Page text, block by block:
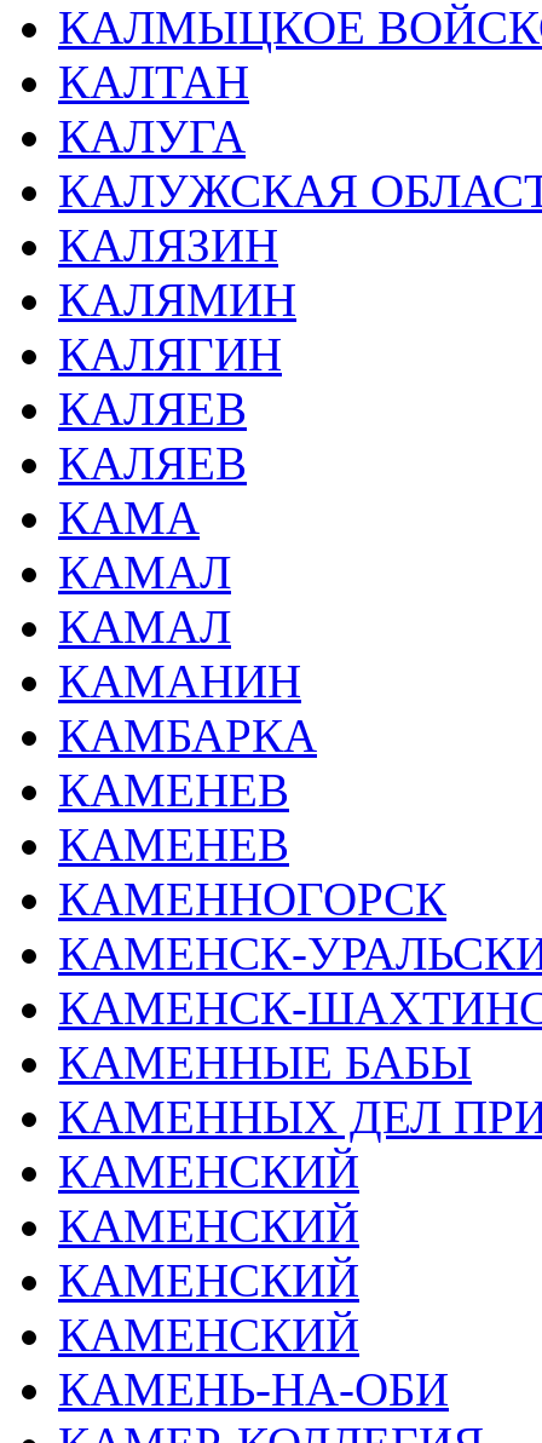
КАЛМЫЦКОЕ
КАЛТАН
КАЛУГА
КАЛУЖСКАЯ
КАЛЯЗИН
КАЛЯМИН
КАЛЯГИН
КАЛЯЕВ
КАЛЯЕВ
КАМА
КАМАЛ
КАМАЛ
КАМАНИН
КАМБАРКА
КАМЕНЕВ
КАМЕНЕВ
КАМЕННОГОРСК
КАМЕНСК-
КАМЕНСК-
КАМЕННЫЕ БАБЫ
КАМЕННЫХ ДЕЛ
КАМЕНСКИЙ
КАМЕНСКИЙ
КАМЕНСКИЙ
КАМЕНСКИЙ
КАМЕНЬ-НА-ОБИ